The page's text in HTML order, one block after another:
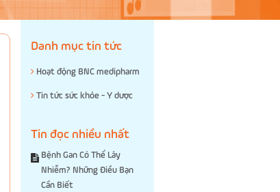
Danh mục tin tức
Hoạt động BNC medipharm
Tin tức sức khỏe - Y dược
Tin đọc nhiều nhất
Bệnh Gan Có Thể Lây
Nhiễm? Những Điều Bạn
Cần Biết